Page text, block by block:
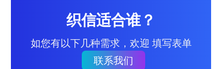
织信适合谁？
如您有以下几种需求，欢迎 填写表单
联系我们